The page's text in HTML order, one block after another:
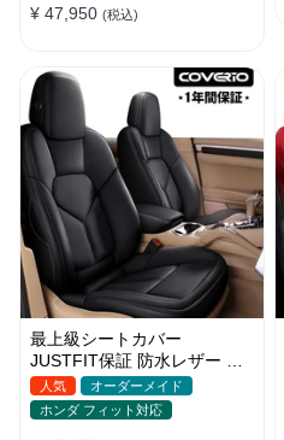
¥ 47,950 (税込)
最上級シートカバー
JUSTFIT保証 防水レザー オ
ーダーメイド 通気性 おしゃ
れ 全席セット
人気
オーダーメイド
ホンダ フィット対応